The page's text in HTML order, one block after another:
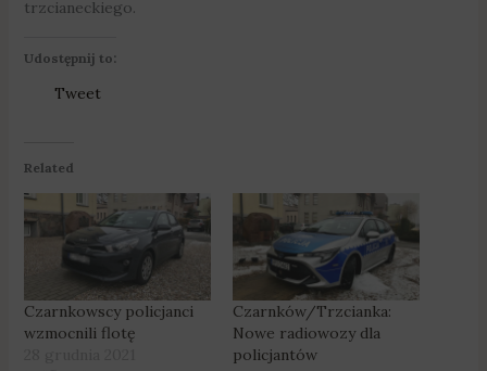
trzcianeckiego.
Udostępnij to:
Tweet
Related
Czarnkowscy policjanci
wzmocnili flotę
Czarnków/Trzcianka:
Nowe radiowozy dla
policjantów